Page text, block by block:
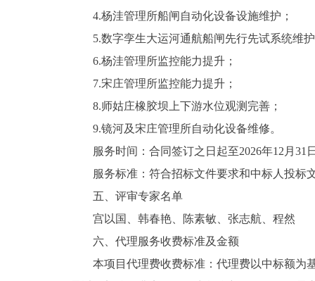
4.杨洼管理所船闸自动化设备设施维护；
5.数字孪生大运河通航船闸先行先试系统维
6.杨洼管理所监控能力提升；
7.宋庄管理所监控能力提升；
8.师姑庄橡胶坝上下游水位观测完善；
9.镜河及宋庄管理所自动化设备维修。
服务时间：合同签订之日起至2026年12月31
服务标准：符合招标文件要求和中标人投标
五、评审专家名单
宫以国、韩春艳、陈素敏、张志航、程然
六、代理服务收费标准及金额
本项目代理费收费标准：代理费以中标额为